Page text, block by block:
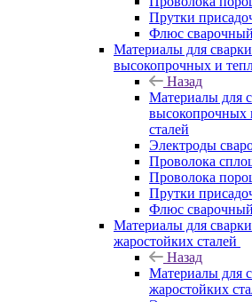
Прутки
Флюс сварочный
Материалы для
высокопрочных и
Назад
Материалы для
высокопрочных
сталей
Электроды
Проволока
Проволока
Прутки
Флюс сварочный
Материалы для
жаростойких сталей
Назад
Материалы для
жаростойких